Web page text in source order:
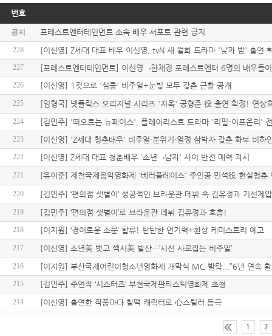
번호
공지 포레스트엔터테인먼트 소속 배우 서포트 관련 공지
228 [이신영] Z세대 대표 배우 이신영, tvN 새 월화 드라마 '낮과 밤' 출연
227 [포레스트엔터테인먼트] 이신영→한채경 포레스트엔터 6명의 배우들
226 [이신영] 1컷으로 '심쿵' 비주얼+눈빛 모두 갖춘 근황 공개
225 [임형국] 넷플릭스 오리지널 시리즈 '지옥' 공형준 役 출연 확정! 연상
224 [김민주] '떠오르는 뉴페이스', 플레이리스트 드라마 '리필-이프온리'
223 [이신영] 'Z세대 청춘배우' 비주얼·분위기·열정 삼박자 갖춘 화보 비하
222 [이신영] Z세대 대표 청춘배우 '소년→남자' 사이 반전 매력 과시
221 [유이준] 제천국제음악영화제 '베러플레이스' 주인공 민석役 현실청춘
220 [김민주] ‘편의점 샛별이’ 성공적인 브라운관 데뷔 속 김유정과 기선제
219 [김민주] ‘편의점 샛별이’로 브라운관 데뷔 김유정과 호흡!
218 [이지원] ‘경이로운 소문’ 합류! 탄탄한 연기력+환상 케미스트리 예고
217 [이신영] 소년美 벗고 섹시美 발산…’시선 사로잡는 비주얼’
216 [이지원] 부산국제어린이청소년영화제 개막식 MC 발탁...”6년 연속 활
215 [김민주] 주연작 ‘시스터즈’ 부천국제판타스틱영화제 초청
214 [이신영] 출연한 작품마다 찰떡 캐릭터로 心스틸러 등극
1 2